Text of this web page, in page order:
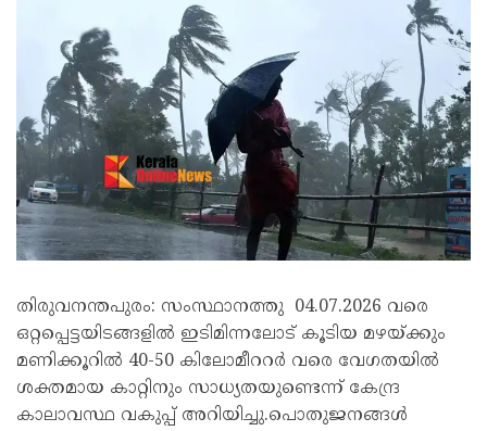
തിരുവനന്തപുരം: സംസ്ഥാനത്തു 04.07.2026 വരെ
ഒറ്റപ്പെട്ടയിടങ്ങളിൽ ഇടിമിന്നലോട് കൂടിയ മഴയ്ക്കും
മണിക്കൂറിൽ 40-50 കിലോമീററർ വരെ വേഗതയിൽ
ശക്തമായ കാറ്റിനും സാധ്യതയുണ്ടെന്ന് കേന്ദ്ര
കാലാവസ്ഥ വകുപ്പ് അറിയിച്ചു.പൊതുജനങ്ങൾ